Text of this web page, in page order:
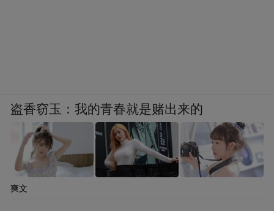
盗香窃玉：我的青春就是赌出来的
爽文